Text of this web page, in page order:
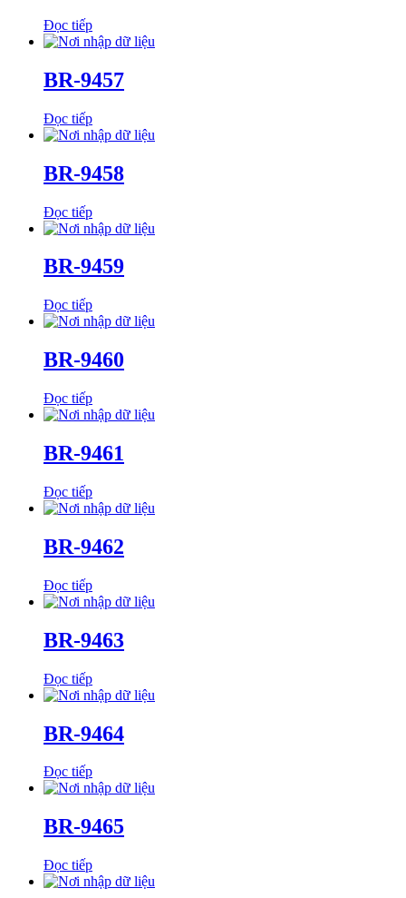
Đọc tiếp
BR-9457
Đọc tiếp
BR-9458
Đọc tiếp
BR-9459
Đọc tiếp
BR-9460
Đọc tiếp
BR-9461
Đọc tiếp
BR-9462
Đọc tiếp
BR-9463
Đọc tiếp
BR-9464
Đọc tiếp
BR-9465
Đọc tiếp